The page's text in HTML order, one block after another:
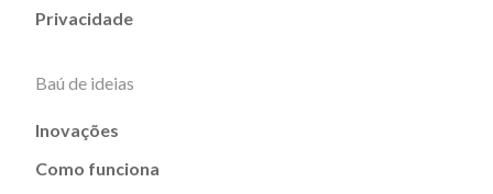
Privacidade
Baú de ideias
Inovações
Como funciona